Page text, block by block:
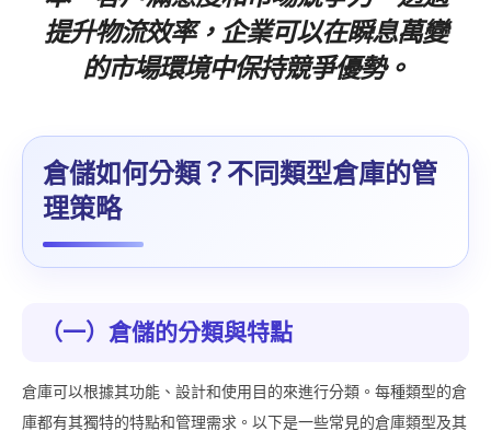
提升物流效率，企業可以在瞬息萬變
的市場環境中保持競爭優勢。
倉儲如何分類？不同類型倉庫的管
理策略
（一）倉儲的分類與特點
倉庫可以根據其功能、設計和使用目的來進行分類。每種類型的倉
庫都有其獨特的特點和管理需求。以下是一些常見的倉庫類型及其